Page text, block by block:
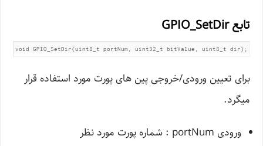
تابع GPIO_SetDir
void GPIO_SetDir(uint8_t portNum, uint32_t bitValue, uint8_t dir);
برای تعیین ورودی/خروجی پین های پورت مورد استفاده قرار
میگرد.
ورودی portNum : شماره پورت مورد نظر